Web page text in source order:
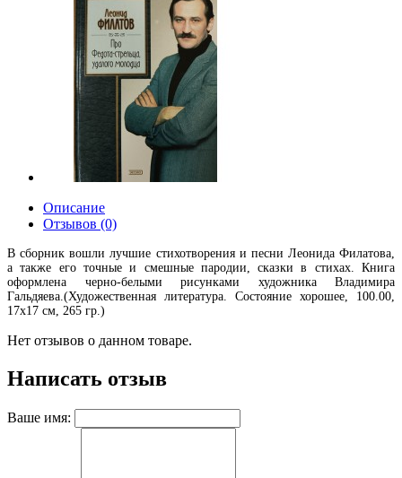
Описание
Отзывов (0)
В сборник вошли лучшие стихотворения и песни Леонида Филатова,
а также его точные и смешные пародии, сказки в стихах. Книга
оформлена черно-белыми рисунками художника Владимира
Гальдяева.(Художественная литература. Состояние хорошее, 100.00,
17х17 см, 265 гр.)
Нет отзывов о данном товаре.
Написать отзыв
Ваше имя: